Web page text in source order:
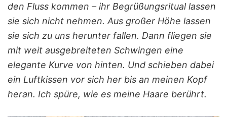
den Fluss kommen – ihr Begrüßungsritual lassen
sie sich nicht nehmen. Aus großer Höhe lassen
sie sich zu uns herunter fallen. Dann fliegen sie
mit weit ausgebreiteten Schwingen eine
elegante Kurve von hinten. Und schieben dabei
ein Luftkissen vor sich her bis an meinen Kopf
heran. Ich spüre, wie es meine Haare berührt.